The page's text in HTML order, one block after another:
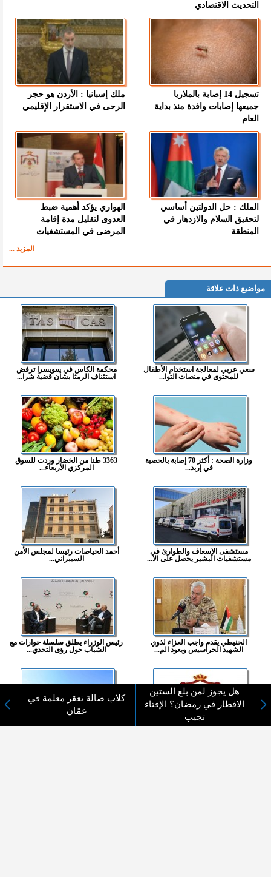
التحديث الاقتصادي
تسجيل 14 إصابة بالملاريا
جميعها إصابات وافدة منذ بداية
العام
ملك إسبانيا : الأردن هو حجر
الرحى في الاستقرار الإقليمي
الملك : حل الدولتين أساسي
لتحقيق السلام والازدهار في
المنطقة
الهواري يؤكد أهمية ضبط
العدوى لتقليل مدة إقامة
المرضى في المستشفيات
المزيد ...
مواضيع ذات علاقة
سعي عربي لمعالجة استخدام الأطفال
للمحتوى في منصات التوا...
محكمة الكاس في سويسرا ترفض
استئناف الرمثا بشأن قضية شرا...
وزارة الصحة : أكثر 70 إصابة بالحصبة
في إربد...
3363 طنا من الخضار وردت للسوق
المركزي الأربعاء...
مستشفى الإسعاف والطوارئ في
مستشفيات البشير يحصل على الا...
أحمد الحياصات رئيسا لمجلس الأمن
السيبراني...
الحنيطي يقدم واجب العزاء لذوي
الشهيد الحراسيس ويعود الم...
رئيس الوزراء يطلق سلسلة حوارات مع
الشباب حول رؤى التحدي...
هل يجوز لمن بلغ الستين
الافطار في رمضان؟ الإفتاء
تجيب
كلاب ضالة تعقر معلمة في
عمّان